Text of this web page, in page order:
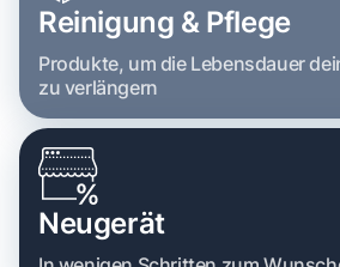
Reinigung & Pflege
Produkte, um die Lebensdauer
zu verlängern
Neugerät